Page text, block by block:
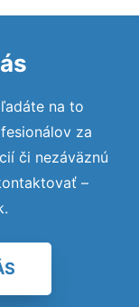
na to
za
či nezáväznú
–